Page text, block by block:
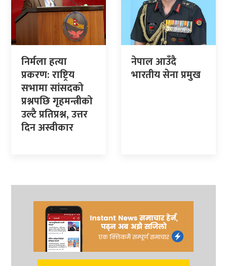
निर्मला हत्या
प्रकरण: राष्ट्रिय
सभामा सांसदको
प्रश्नपछि गृहमन्त्रीको
उल्टै प्रतिप्रश्न, उत्तर
दिन अस्वीकार
नेपाल आउँदै
भारतीय सेना प्रमुख